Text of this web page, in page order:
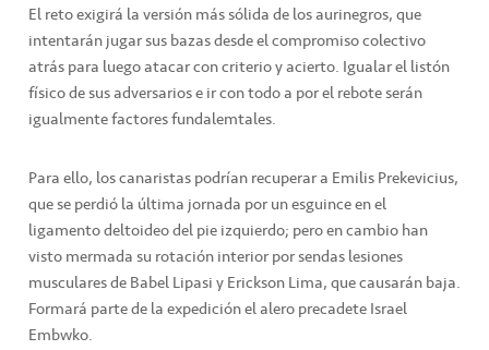
El reto exigirá la versión más sólida de los aurinegros, que
intentarán jugar sus bazas desde el compromiso colectivo
atrás para luego atacar con criterio y acierto. Igualar el listón
físico de sus adversarios e ir con todo a por el rebote serán
igualmente factores fundalemtales.
Para ello, los canaristas podrían recuperar a Emilis Prekevicius,
que se perdió la última jornada por un esguince en el
ligamento deltoideo del pie izquierdo; pero en cambio han
visto mermada su rotación interior por sendas lesiones
musculares de Babel Lipasi y Erickson Lima, que causarán baja.
Formará parte de la expedición el alero precadete Israel
Embwko.